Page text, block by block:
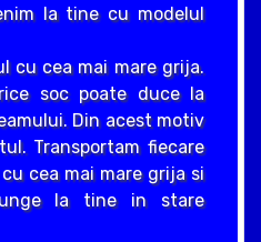
la tine cu modelul
cu cea mai mare grija.
soc poate duce la
Din acest motiv
Transportam fiecare
cea mai mare grija si
la tine in stare